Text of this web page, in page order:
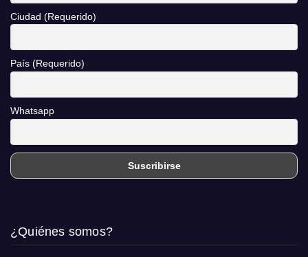
Ciudad (Requerido)
País (Requerido)
Whatsapp
¿Quiénes somos?